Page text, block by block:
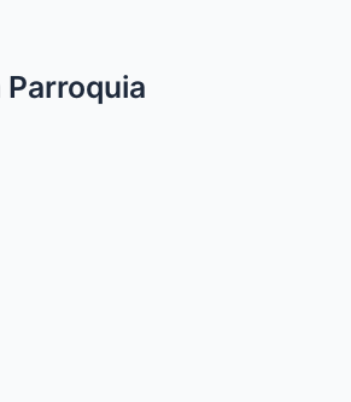
Parroquia